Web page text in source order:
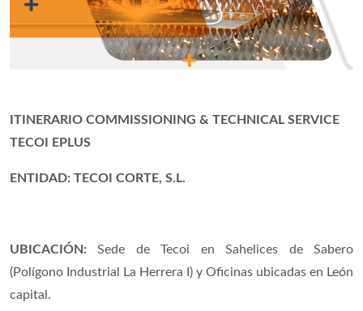
ITINERARIO COMMISSIONING & TECHNICAL SERVICE
TECOI EPLUS
ENTIDAD: TECOI CORTE, S.L.
UBICACIÓN:
Sede de Tecoi en Sahelices de Sabero
(Polígono Industrial La Herrera
I) y Oficinas ubicadas en León
capital.